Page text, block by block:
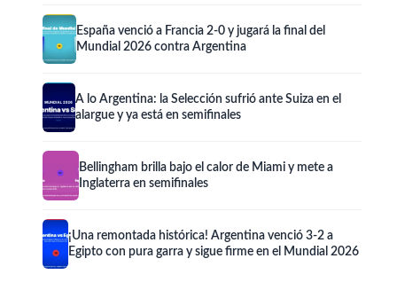
España venció a Francia 2-0 y jugará la final del
Mundial 2026 contra Argentina
A lo Argentina: la Selección sufrió ante Suiza en el
alargue y ya está en semifinales
Bellingham brilla bajo el calor de Miami y mete a
Inglaterra en semifinales
¡Una remontada histórica! Argentina venció 3-2 a
Egipto con pura garra y sigue firme en el Mundial 2026